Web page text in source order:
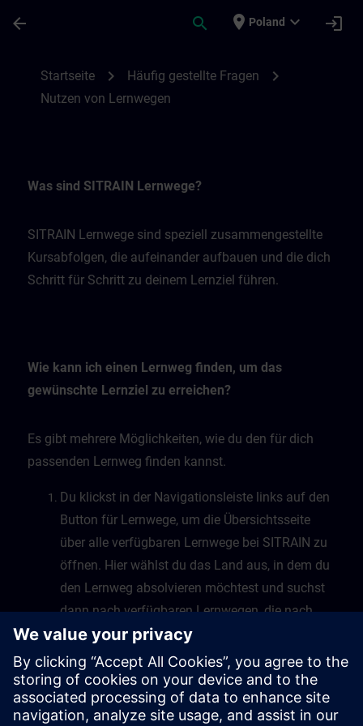
arrow_back search place Poland expand_more login
Startseite chevron_right Häufig gestellte Fragen chevron_right
Nutzen von Lernwegen
Was sind SITRAIN Lernwege?
SITRAIN Lernwege sind speziell zusammengestellte
Kursabfolgen, die aufeinander aufbauen und die dich
Schritt für Schritt zu deinem Lernziel führen.
Wie kann ich einen Lernweg finden, um das
gewünschte Lernziel zu erreichen?
Es gibt mehrere Möglichkeiten, wie du den für dich
passenden Lernweg finden kannst.
Du klickst in der Navigationsleiste links auf den
Button für Lernwege, um die Übersichtsseite
über alle verfügbaren Lernwege bei SITRAIN zu
öffnen. Hier wählst du das Land aus, in dem du
den Lernweg absolvieren möchtest und suchst
dann nach verfügbaren Lernwegen, die nach
Themen sortiert sind.
Eine zweite Möglichkeit besteht darin, dass du
in der freien Suche dein Thema als Suchbegriff
eingibst, die Suche startest und die